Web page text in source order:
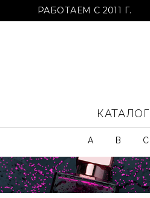
РАБОТАЕМ С 2011 Г.
КАТАЛОГ
A B C